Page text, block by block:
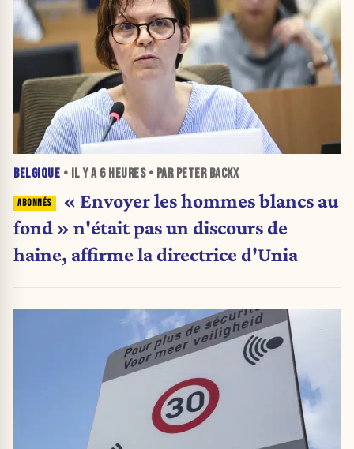
BELGIQUE • IL Y A 6 HEURES• PAR PETER BACKX
« Envoyer les hommes blancs au
fond » n'était pas un discours de
haine, affirme la directrice d'Unia